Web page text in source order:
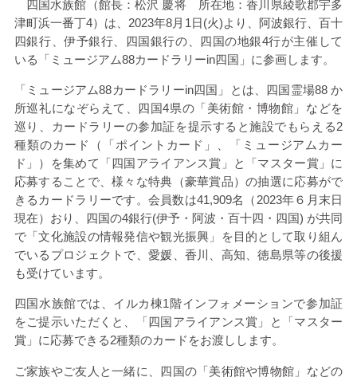
四国水族館（館長：松沢 慶将 所在地：香川県綾歌郡宇多
津町浜一番丁4）は、 2023年8月 1 日(火)より、阿波銀行、百十
四銀行、伊予銀行、四国銀行の、四国の地銀4行が主催して
いる「ミュージアム88カードラリーin四国」に参画します。
「ミュージアム88カードラリーin四国」とは、四国霊場88か
所巡礼になぞらえて、四国4県の「美術館・博物館」などを
巡り、カードラリーの参加証を提示すると施設でもらえる2
種類のカード（「ポイントカード」、「ミュージアムカー
ド」）を集めて「四国アライアンス賞」と「マスター賞」に
応募することで、様々な特典（豪華賞品）の抽選に応募がで
きるカードラリーです。会員数は41,909名（ 2023年６月末日
現在）おり、四国の4銀行(伊予・阿波・百十四・四国) が共同
で「文化施設の情報発信や観光振興」を目的として取り組ん
でいるプロジェクトで、愛媛、香川、高知、徳島県等の後援
も受けています。
四国水族館では、イルカ棟1階インフォメーションで参加証
をご提示いただくと、「四国アライアンス賞」と「マスター
賞」に応募できる2種類のカードをお渡しします。
ご家族やご友人と一緒に、四国の「美術館や博物館」などの